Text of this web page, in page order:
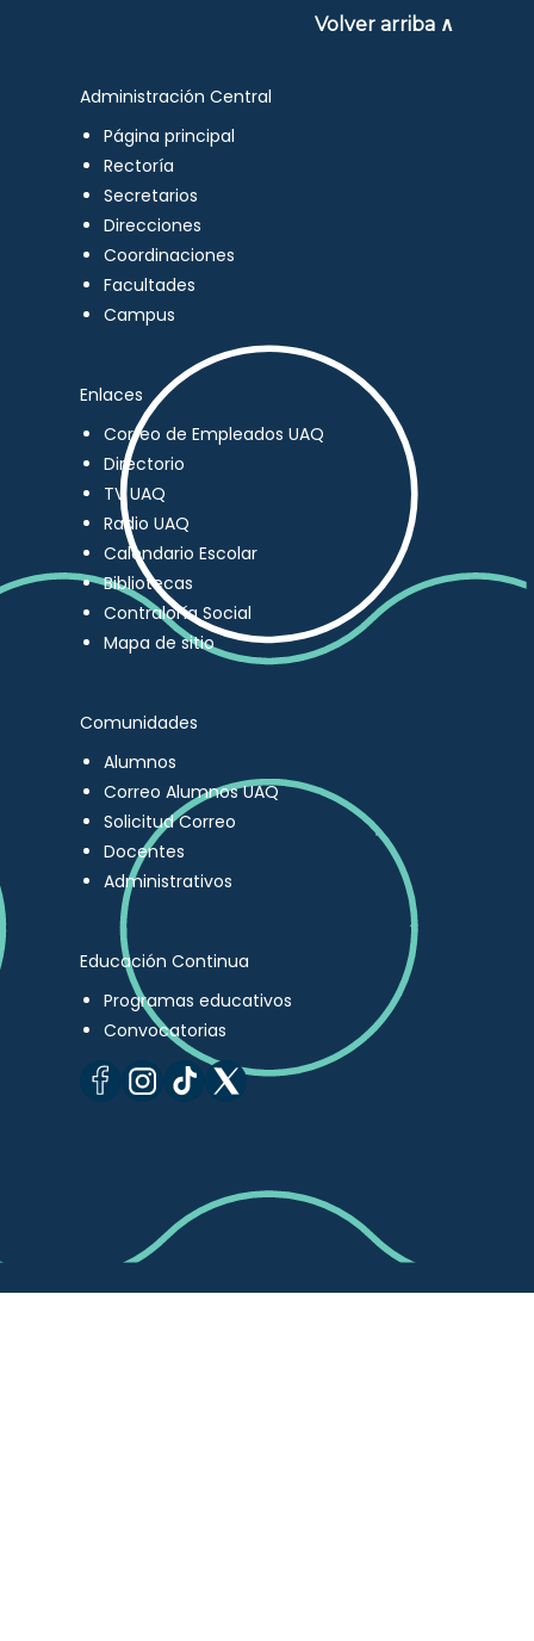
Volver arriba ∧
Administración Central
Página principal
Rectoría
Secretarios
Direcciones
Coordinaciones
Facultades
Campus
Enlaces
Correo de Empleados UAQ
Directorio
TV UAQ
Radio UAQ
Calendario Escolar
Bibliotecas
Contraloría Social
Mapa de sitio
Comunidades
Alumnos
Correo Alumnos UAQ
Solicitud Correo
Docentes
Administrativos
Educación Continua
Programas educativos
Convocatorias